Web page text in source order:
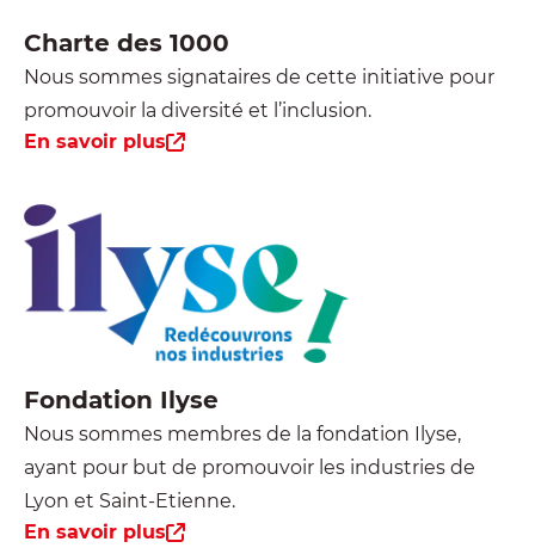
Charte des 1000
Nous sommes signataires de cette initiative pour
promouvoir la diversité et l’inclusion.
En savoir plus
Fondation Ilyse
Nous sommes membres de la fondation Ilyse,
ayant pour but de promouvoir les industries de
Lyon et Saint-Etienne.
En savoir plus